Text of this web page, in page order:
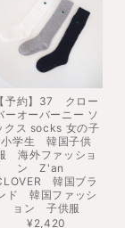
【予約】37 クロー
ーオーバーニー ソ
クス socks 女の子
小学生 韓国子供
海外ファッショ
ン Z'an
韓国ブラ
ド 韓国ファッシ
ョン 子供服
¥2,420